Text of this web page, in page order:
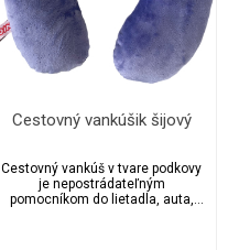
Cestovný vankúšik šijový
Cestovný vankúš v tvare podkovy
je nepostrádateľným
pomocníkom do lietadla, auta,